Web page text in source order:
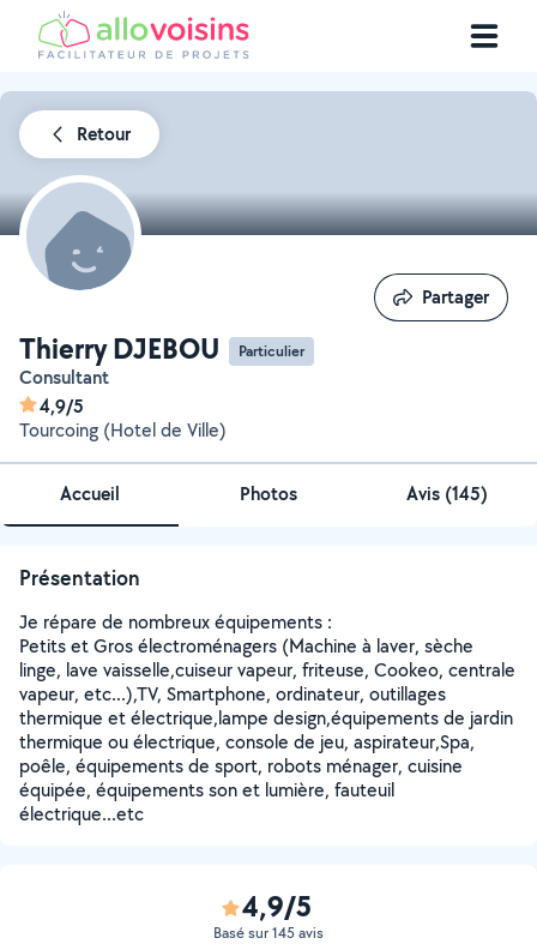
Retour
Thierry DJEBOU Particulier
Consultant
4,9/5
Tourcoing (Hotel de Ville)
Partager
Partager
Accueil Photos Avis (145)
Présentation
Je répare de nombreux équipements :
Petits et Gros électroménagers (Machine à laver, sèche
linge, lave vaisselle,cuiseur vapeur, friteuse, Cookeo, centrale
vapeur, etc...),TV, Smartphone, ordinateur, outillages
thermique et électrique,lampe design,équipements de jardin
thermique ou électrique, console de jeu, aspirateur,Spa,
poêle, équipements de sport, robots ménager, cuisine
équipée, équipements son et lumière, fauteuil
électrique...etc
4,9/5
Basé sur 145 avis